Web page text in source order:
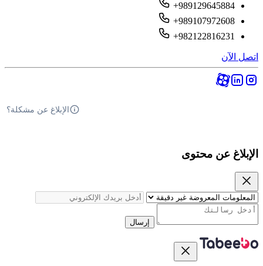
+989129645884
+989107972608
+982122816231
اتصل الآن
الإبلاغ عن مشكلة؟
الإبلاغ عن محتوى
إرسال